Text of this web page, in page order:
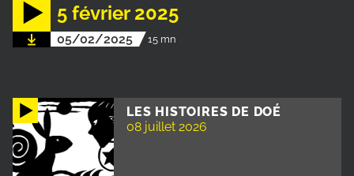
LES HISTOIRES DE DOÉ
08 juillet 2026
5 février 2025
05/02/2025 15 mn